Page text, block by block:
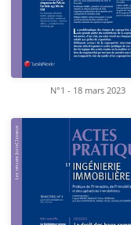
N°1 - 18 mars 2023